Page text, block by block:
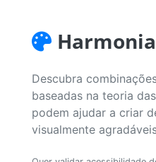
Descubra
baseadas na teoria
podem ajudar a criar
visualmente